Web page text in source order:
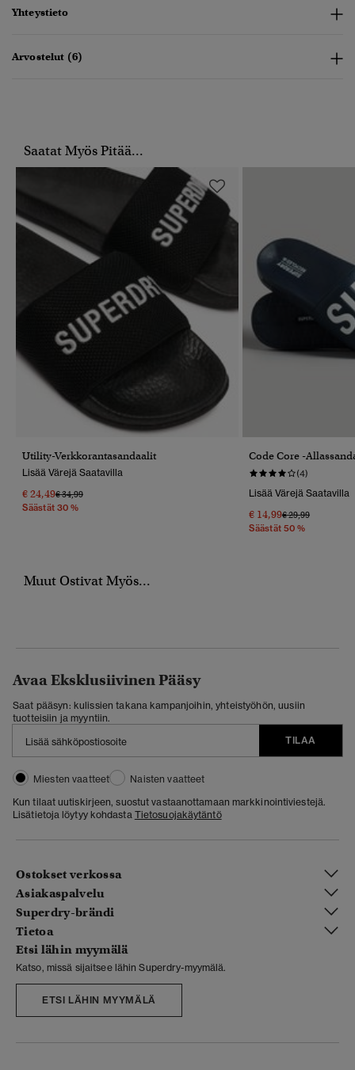
Yhteystieto
Arvostelut (6)
Saatat Myös Pitää...
Utility-Verkkorantasandaalit
Lisää Värejä Saatavilla
€ 24,49Hinta Alennettu Hinnasta
€ 34,99Hintaan
Säästät 30 %
Code Core -
(4)
Lisää Värejä Saatavilla
€ 14,99Hinta Alennettu
€ 29,99Hintaan
Säästät 50 %
Muut Ostivat Myös...
Avaa Eksklusiivinen Pääsy
Saat pääsyn: kulissien takana kampanjoihin, yhteistyöhön, uusiin
tuotteisiin ja myyntiin.
TILAA
Miesten vaatteet
Naisten vaatteet
Kun tilaat uutiskirjeen, suostut vastaanottamaan markkinointiviestejä.
Lisätietoja löytyy kohdasta Tietosuojakäytäntö
Ostokset verkossa
Asiakaspalvelu
Superdry-brändi
Tietoa
Etsi lähin myymälä
Katso, missä sijaitsee lähin Superdry-myymälä.
ETSI LÄHIN MYYMÄLÄ